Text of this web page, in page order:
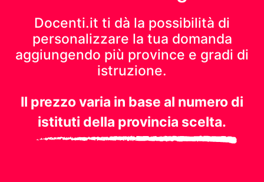
Docenti.it ti dà la possibilità di
personalizzare la tua domanda
aggiungendo più province e gradi di
istruzione.
Il prezzo varia in base al numero di
istituti della provincia scelta.